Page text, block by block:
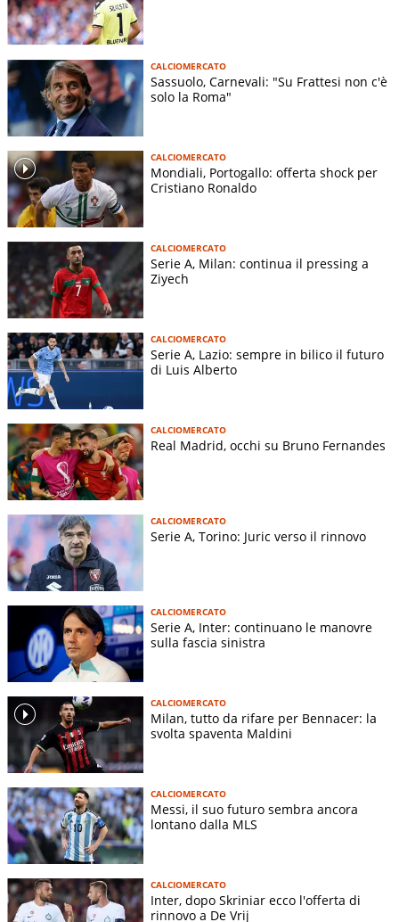
CALCIOMERCATO
Sassuolo, Carnevali: "Su Frattesi non c'è
solo la Roma"
CALCIOMERCATO
Mondiali, Portogallo: offerta shock per
Cristiano Ronaldo
CALCIOMERCATO
Serie A, Milan: continua il pressing a
Ziyech
CALCIOMERCATO
Serie A, Lazio: sempre in bilico il futuro
di Luis Alberto
CALCIOMERCATO
Real Madrid, occhi su Bruno Fernandes
CALCIOMERCATO
Serie A, Torino: Juric verso il rinnovo
CALCIOMERCATO
Serie A, Inter: continuano le manovre
sulla fascia sinistra
CALCIOMERCATO
Milan, tutto da rifare per Bennacer: la
svolta spaventa Maldini
CALCIOMERCATO
Messi, il suo futuro sembra ancora
lontano dalla MLS
CALCIOMERCATO
Inter, dopo Skriniar ecco l'offerta di
rinnovo a De Vrij